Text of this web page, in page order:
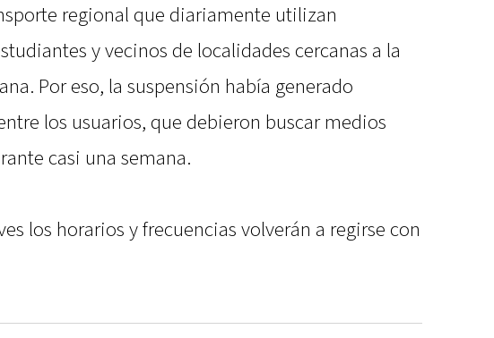
regional que diariamente utilizan
y vecinos de localidades cercanas a la
Por eso, la suspensión había generado
los usuarios, que debieron buscar medios
casi una semana.
los horarios y frecuencias volverán a regirse con